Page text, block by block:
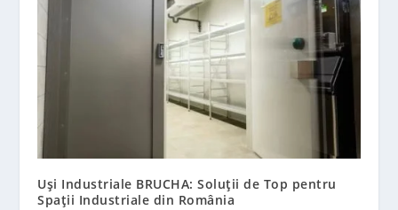
Uși Industriale BRUCHA: Soluții de Top pentru
Spații Industriale din România